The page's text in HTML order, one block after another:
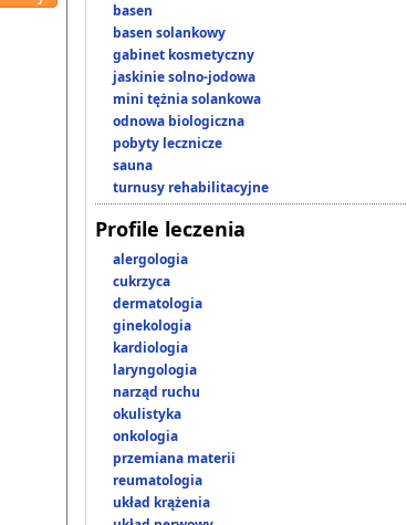
basen
basen solankowy
gabinet kosmetyczny
jaskinie solno-jodowa
mini tężnia solankowa
odnowa biologiczna
pobyty lecznicze
sauna
turnusy rehabilitacyjne
Profile leczenia
alergologia
cukrzyca
dermatologia
ginekologia
kardiologia
laryngologia
narząd ruchu
okulistyka
onkologia
przemiana materii
reumatologia
układ krążenia